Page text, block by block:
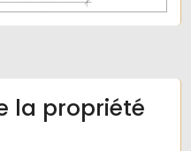
la propriété